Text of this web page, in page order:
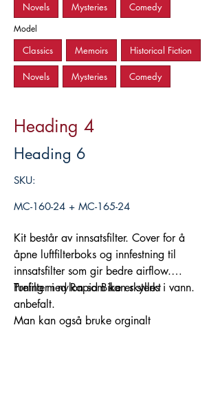
Novels Mysteries Comedy
Model
Classics Memoirs Historical Fiction
Novels Mysteries Comedy
Heading 4
Heading 6
SKU:
MC-160-24 + MC-165-24
Kit består av innsatsfilter. Cover for å
åpne luftfilterboks og innfestning til
innsatsfilter som gir bedre airflow.
Prefilter i nylon som kan skylles i vann.
Tuning med Rapid Bike er sterkt
anbefalt.
Man kan også bruke orginalt